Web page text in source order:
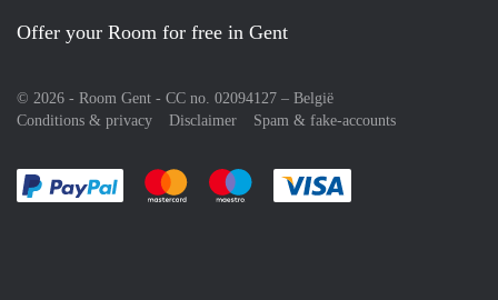
Offer your Room for free in Gent
© 2026 - Room Gent - CC no. 02094127 – België
Conditions & privacy
Disclaimer Spam & fake-accounts
Pay easily with :payment method
Pay easily with :payment method
Pay easily with :payment method